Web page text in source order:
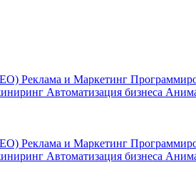
Реклама и Маркетинг
Автоматизация бизнеса
Реклама и Маркетинг
Автоматизация бизнеса